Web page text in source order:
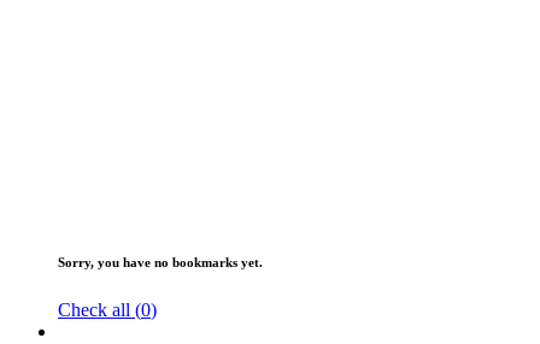
Sorry, you have no bookmarks yet.
Check all (0)